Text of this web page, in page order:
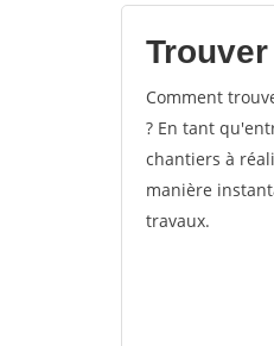
Comment
? En tant
chantiers à
manière
travaux.